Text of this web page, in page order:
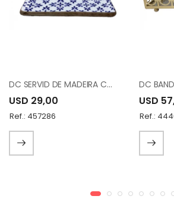
DC SERVID DE MADEIRA COM ESMALT 1148-22D
USD 29,00
Ref.: 457286
USD
Ref.: